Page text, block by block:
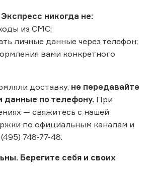
никогда не:
из СМС;
личные данные через телефон;
вами конкретного
доставку, не передавайте
данные по телефону. При
— свяжитесь с нашей
по официальным каналам и
748-77-48.
Берегите себя и своих